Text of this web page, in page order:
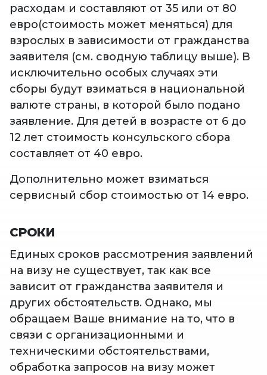
расходам и составляют от 35 или от 80
евро(стоимость может меняться) для
взрослых в зависимости от гражданства
заявителя (см. сводную таблицу выше). В
исключительно особых случаях эти
сборы будут взиматься в национальной
валюте страны, в которой было подано
заявление. Для детей в возрасте от 6 до
12 лет стоимость консульского сбора
составляет от 40 евро.
Дополнительно может взиматься
сервисный сбор стоимостью от 14 евро.
СРОКИ
Единых сроков рассмотрения заявлений
на визу не существует, так как все
зависит от гражданства заявителя и
других обстоятельств. Однако, мы
обращаем Ваше внимание на то, что в
связи с организационными и
техническими обстоятельствами,
обработка запросов на визу может